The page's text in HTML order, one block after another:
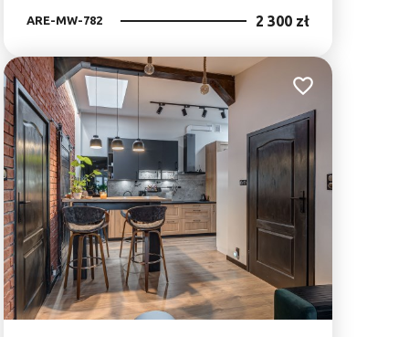
ARE-MW-782 2 300 zł
Dodaj do ulubionych